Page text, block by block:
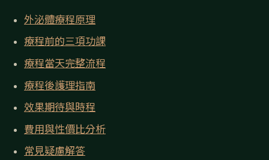
外泌體療程原理
療程前的三項功課
療程當天完整流程
療程後護理指南
效果期待與時程
費用與性價比分析
常見疑慮解答